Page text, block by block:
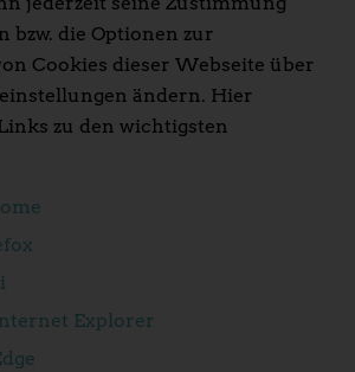
bzw. die Optionen zur
Cookies dieser Webseite über
ändern. Hier
zu den wichtigsten
Explorer